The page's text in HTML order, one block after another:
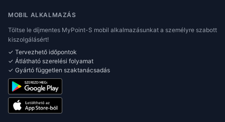
MOBIL ALKALMAZÁS
Töltse le díjmentes MyPoint-S mobil alkalmazásunkat a személyre szabott
kiszolgálásért!
✓ Tervezhető időpontok
✓ Átlátható szerelési folyamat
✓ Gyártó független szaktanácsadás